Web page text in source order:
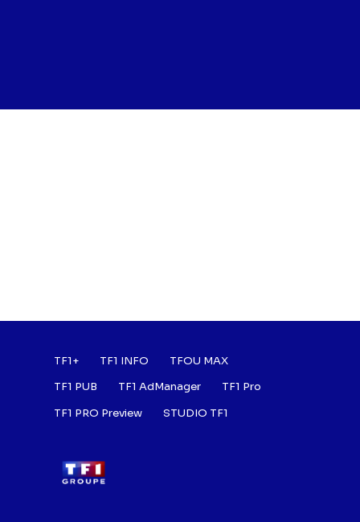
Footer : Listes des
TF1+ TF1 INFO
TFOU MAX
TF1 PUB
TF1 AdManager
TF1 Pro
TF1 PRO Preview
STUDIO TF1